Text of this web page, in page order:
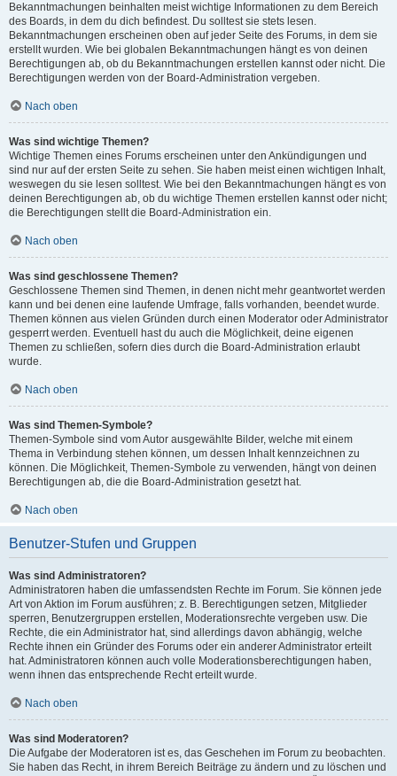
Bekanntmachungen beinhalten meist wichtige Informationen zu dem Bereich
des Boards, in dem du dich befindest. Du solltest sie stets lesen.
Bekanntmachungen erscheinen oben auf jeder Seite des Forums, in dem sie
erstellt wurden. Wie bei globalen Bekanntmachungen hängt es von deinen
Berechtigungen ab, ob du Bekanntmachungen erstellen kannst oder nicht. Die
Berechtigungen werden von der Board-Administration vergeben.
Nach oben
Was sind wichtige Themen?
Wichtige Themen eines Forums erscheinen unter den Ankündigungen und
sind nur auf der ersten Seite zu sehen. Sie haben meist einen wichtigen Inhalt,
weswegen du sie lesen solltest. Wie bei den Bekanntmachungen hängt es von
deinen Berechtigungen ab, ob du wichtige Themen erstellen kannst oder nicht;
die Berechtigungen stellt die Board-Administration ein.
Nach oben
Was sind geschlossene Themen?
Geschlossene Themen sind Themen, in denen nicht mehr geantwortet werden
kann und bei denen eine laufende Umfrage, falls vorhanden, beendet wurde.
Themen können aus vielen Gründen durch einen Moderator oder Administrator
gesperrt werden. Eventuell hast du auch die Möglichkeit, deine eigenen
Themen zu schließen, sofern dies durch die Board-Administration erlaubt
wurde.
Nach oben
Was sind Themen-Symbole?
Themen-Symbole sind vom Autor ausgewählte Bilder, welche mit einem
Thema in Verbindung stehen können, um dessen Inhalt kennzeichnen zu
können. Die Möglichkeit, Themen-Symbole zu verwenden, hängt von deinen
Berechtigungen ab, die die Board-Administration gesetzt hat.
Nach oben
Benutzer-Stufen und Gruppen
Was sind Administratoren?
Administratoren haben die umfassendsten Rechte im Forum. Sie können jede
Art von Aktion im Forum ausführen; z. B. Berechtigungen setzen, Mitglieder
sperren, Benutzergruppen erstellen, Moderationsrechte vergeben usw. Die
Rechte, die ein Administrator hat, sind allerdings davon abhängig, welche
Rechte ihnen ein Gründer des Forums oder ein anderer Administrator erteilt
hat. Administratoren können auch volle Moderationsberechtigungen haben,
wenn ihnen das entsprechende Recht erteilt wurde.
Nach oben
Was sind Moderatoren?
Die Aufgabe der Moderatoren ist es, das Geschehen im Forum zu beobachten.
Sie haben das Recht, in ihrem Bereich Beiträge zu ändern und zu löschen und